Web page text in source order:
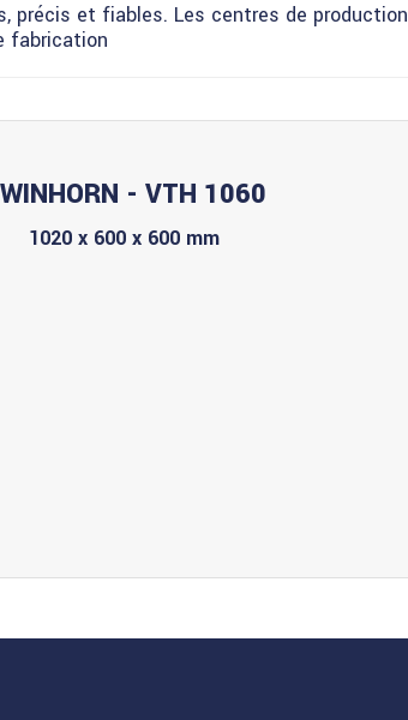
précis et fiables. Les centres de production
fabrication
- VTH 1060
1020 x 600 x 600 mm